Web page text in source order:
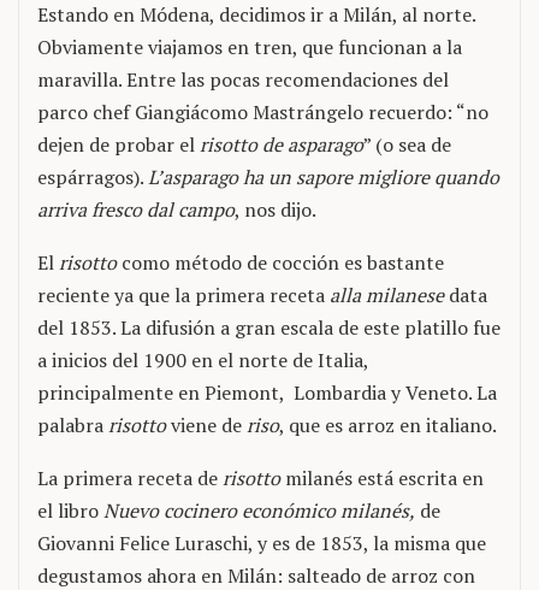
Estando en Módena, decidimos ir a Milán, al norte.
Obviamente viajamos en tren, que funcionan a la
maravilla. Entre las pocas recomendaciones del
parco chef Giangiácomo Mastrángelo recuerdo: “no
dejen de probar elrisotto de asparago” (o sea de
espárragos).L’asparago ha un sapore migliore quando
arriva fresco dal campo, nos dijo.
Elrisottocomo método de cocción es bastante
reciente ya que la primera receta alla milanesedata
del 1853. La difusión a gran escala de este platillo fue
a inicios del 1900 en el norte de Italia,
principalmente en Piemont, Lombardia y Veneto. La
palabrarisottoviene deriso, que es arroz en italiano.
La primera receta derisottomilanés está escrita en
el libroNuevo cocinero económico milanés, de
Giovanni Felice Luraschi, y es de 1853, la misma que
degustamos ahora en Milán: salteado de arroz con